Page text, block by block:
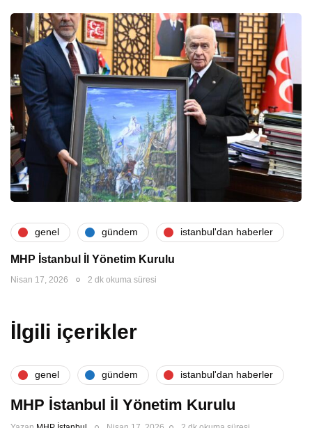
genel gündem i̇stanbul'dan haberler
MHP İstanbul İl Yönetim Kurulu
Nisan 17, 2026 2 dk okuma süresi
İlgili içerikler
genel gündem i̇stanbul'dan haberler
MHP İstanbul İl Yönetim Kurulu